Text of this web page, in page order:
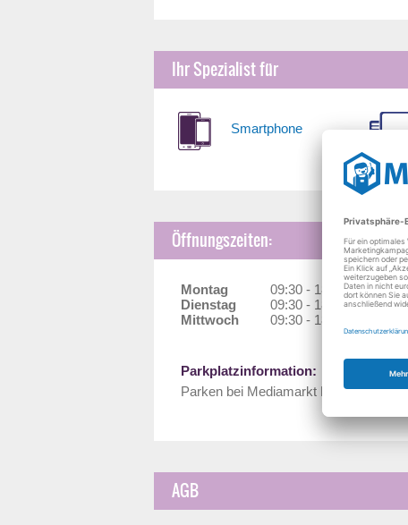
Ihr Spezialist für
Smartphone
Öffnungszeiten:
Montag
09:30 - 18:00 Uhr
Dienstag
09:30 - 18:00 Uhr
Mittwoch
09:30 - 18:00 Uhr
Parkplatzinformation:
Parken bei Mediamarkt Parkplatz
AGB